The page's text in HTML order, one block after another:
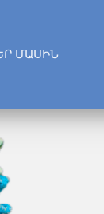
ՄԱՍԻՆ